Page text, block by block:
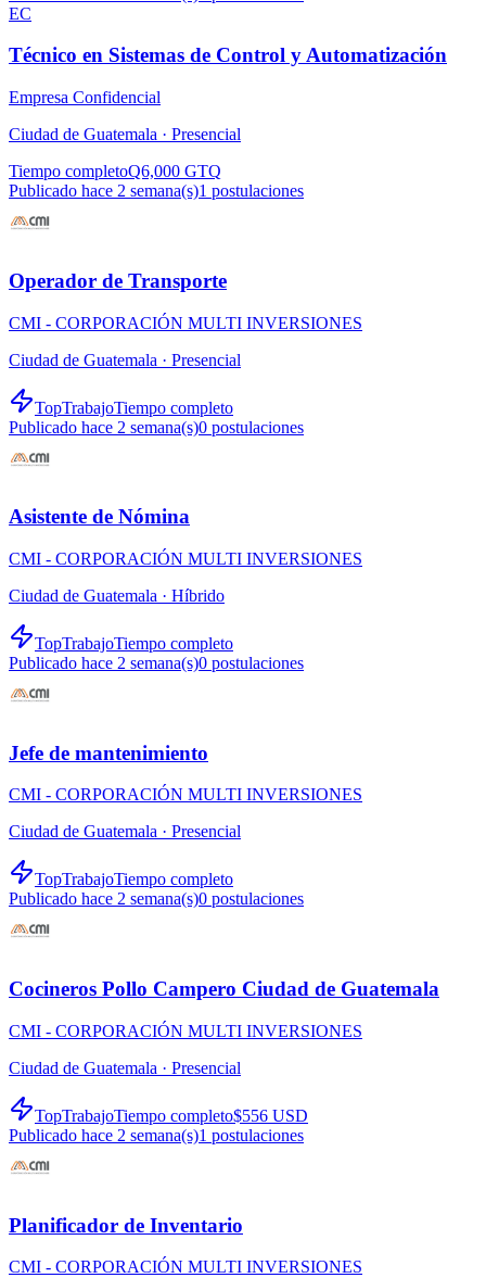
EC
Técnico en Sistemas de Control y Automatización
Empresa Confidencial
Ciudad de Guatemala · Presencial
Tiempo completoQ6,000 GTQ
Publicado hace 2 semana(s)1 postulaciones
Operador de Transporte
CMI - CORPORACIÓN MULTI INVERSIONES
Ciudad de Guatemala · Presencial
TopTrabajoTiempo completo
Publicado hace 2 semana(s)0 postulaciones
Asistente de Nómina
CMI - CORPORACIÓN MULTI INVERSIONES
Ciudad de Guatemala · Híbrido
TopTrabajoTiempo completo
Publicado hace 2 semana(s)0 postulaciones
Jefe de mantenimiento
CMI - CORPORACIÓN MULTI INVERSIONES
Ciudad de Guatemala · Presencial
TopTrabajoTiempo completo
Publicado hace 2 semana(s)0 postulaciones
Cocineros Pollo Campero Ciudad de Guatemala
CMI - CORPORACIÓN MULTI INVERSIONES
Ciudad de Guatemala · Presencial
TopTrabajoTiempo completo$556 USD
Publicado hace 2 semana(s)1 postulaciones
Planificador de Inventario
CMI - CORPORACIÓN MULTI INVERSIONES